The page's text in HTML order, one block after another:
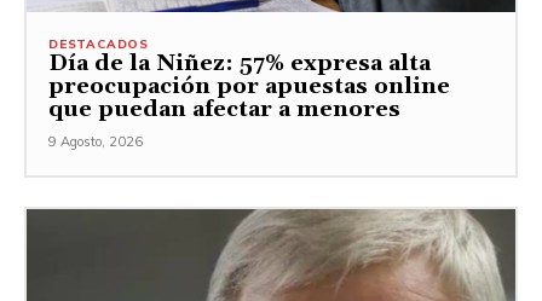
DESTACADOS
Día de la Niñez: 57% expresa alta
preocupación por apuestas online
que puedan afectar a menores
9 Agosto, 2026